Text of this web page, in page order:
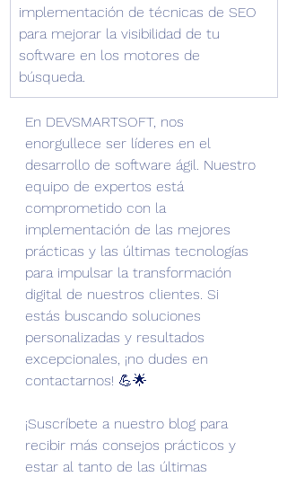
implementación de técnicas de SEO
para mejorar la visibilidad de tu
software en los motores de
búsqueda.
En DEVSMARTSOFT, nos
enorgullece ser líderes en el
desarrollo de software ágil. Nuestro
equipo de expertos está
comprometido con la
implementación de las mejores
prácticas y las últimas tecnologías
para impulsar la transformación
digital de nuestros clientes. Si
estás buscando soluciones
personalizadas y resultados
excepcionales, ¡no dudes en
contactarnos! 💪🌟
¡Suscríbete a nuestro blog para
recibir más consejos prácticos y
estar al tanto de las últimas